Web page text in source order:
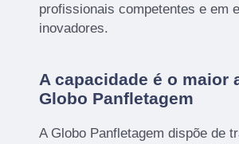
profissionais competentes e em
inovadores.
A capacidade é o maior
Globo Panfletagem
A Globo Panfletagem dispõe de